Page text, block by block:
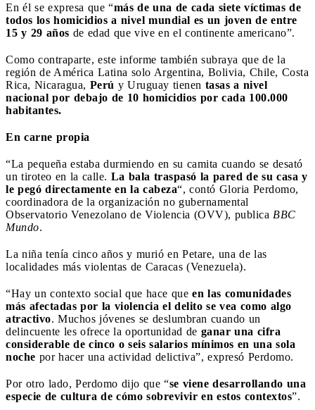
En él se expresa que “más de una de cada siete víctimas de
todos los homicidios a nivel mundial es un joven de entre
15 y 29 años de edad que vive en el continente americano”.
Como contraparte, este informe también subraya que de la
región de América Latina solo Argentina, Bolivia, Chile, Costa
Rica, Nicaragua, Perú y Uruguay tienen tasas a nivel
nacional por debajo de 10 homicidios por cada 100.000
habitantes.
En carne propia
“La pequeña estaba durmiendo en su camita cuando se desató
un tiroteo en la calle. La bala traspasó la pared de su casa y
le pegó directamente en la cabeza“, contó Gloria Perdomo,
coordinadora de la organización no gubernamental
Observatorio Venezolano de Violencia (OVV), publica BBC
Mundo.
La niña tenía cinco años y murió en Petare, una de las
localidades más violentas de Caracas (Venezuela).
“Hay un contexto social que hace que en las comunidades
más afectadas por la violencia el delito se vea como algo
atractivo. Muchos jóvenes se deslumbran cuando un
delincuente les ofrece la oportunidad de ganar una cifra
considerable de cinco o seis salarios mínimos en una sola
noche por hacer una actividad delictiva”, expresó Perdomo.
Por otro lado, Perdomo dijo que “se viene desarrollando una
especie de cultura de cómo sobrevivir en estos contextos”.